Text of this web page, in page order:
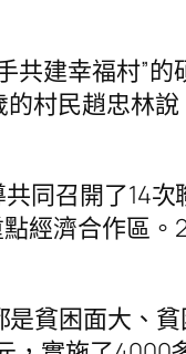
建幸福村”
村民趙忠林說
同召開了14
經濟合作區。
貧困面大、